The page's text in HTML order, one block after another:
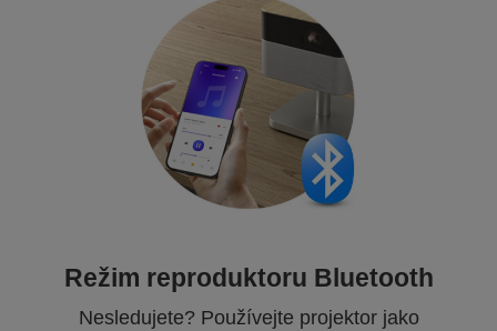
Režim reproduktoru Bluetooth
Nesledujete? Používejte projektor jako